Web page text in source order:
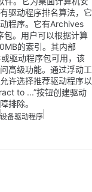
驱动程序排名算法，它
程序。它有Archives
。用户可以根据计算
的索引。其内部
驱动程序包可用，该
高级功能。通过浮动工
许选择推荐驱动程序以
to ...”按钮创建驱动
排除。
设备驱动程序